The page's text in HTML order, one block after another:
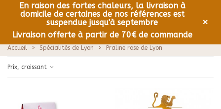
Menu 0
Accueil > Spécialités de Lyon > Praline rose de Lyon
Prix, croissant
En raison des fortes chaleurs, la livraison à
domicile de certaines de nos références est
suspendue jusqu'à septembre
Livraison offerte à partir de 70€ de commande
×